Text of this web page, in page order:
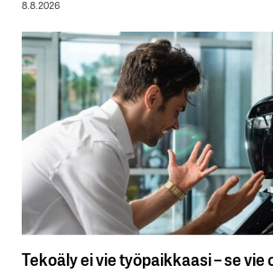
8.8.2026
Tekoäly ei vie työpaikkaasi – se vie